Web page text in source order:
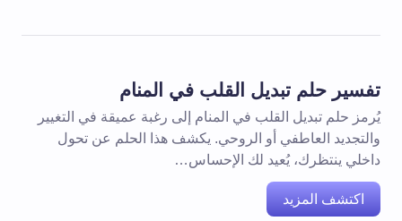
تفسير حلم تبديل القلب في المنام
يُرمز حلم تبديل القلب في المنام إلى رغبة عميقة في التغيير
والتجديد العاطفي أو الروحي. يكشف هذا الحلم عن تحول
داخلي ينتظرك، يُعيد لك الإحساس…
اكتشف المزيد